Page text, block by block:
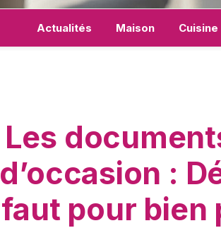
Actualités Maison Cuisine
Les
d’occasion :
faut pour bien